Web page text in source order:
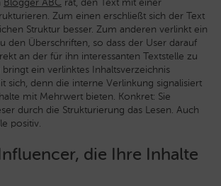
Blogger ABC rät, den Text mit einer
Zum einen erschließt sich der Text
Struktur besser. Zum anderen verlinkt ein
den Überschriften, so dass der User darauf
an der für ihn interessanten Textstelle zu
ein verlinktes Inhaltsverzeichnis
sich, denn die interne Verlinkung signalisiert
mit Mehrwert bieten. Konkret: Sie
durch die Strukturierung das Lesen. Auch
positiv.
die Ihre Inhalte